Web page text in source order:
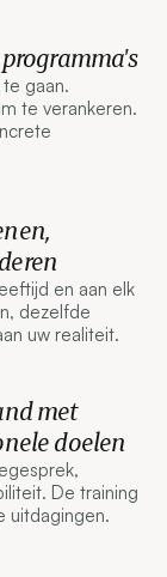
gaan.
te verankeren.
en aan elk
dezelfde
uw realiteit.
met
doelen
De training
uitdagingen.